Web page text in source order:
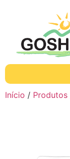
Início / Produtos